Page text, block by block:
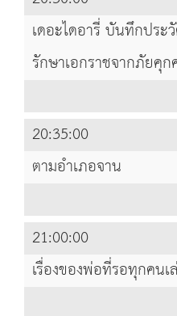
เดอะไดอารี่ บันทึกปร
รักษาเอกราชจากภัยคุ
20:35:00
ตามอำเภอจาน
21:00:00
เรื่องของพ่อที่รอทุกคนเ